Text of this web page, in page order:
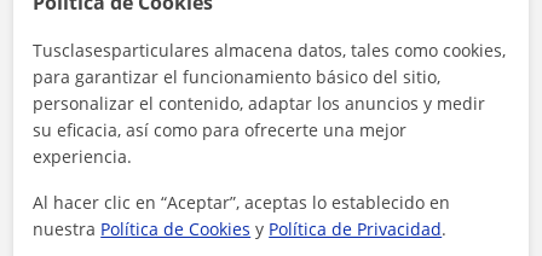
Al hacer clic, aceptas nuestro aviso legal y de privacidad
Tusclasesparticulares almacena datos, tales como cookies,
para garantizar el funcionamiento básico del sitio,
personalizar el contenido, adaptar los anuncios y medir
su eficacia, así como para ofrecerte una mejor
experiencia.
Al hacer clic en “Aceptar”, aceptas lo establecido en
nuestra Política de Cookies y Política de Privacidad.